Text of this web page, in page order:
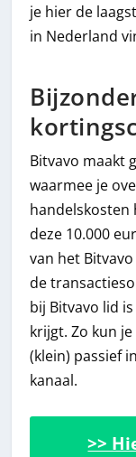
je hier de
in Nederland
Bitvavo maakt
waarmee je
handelskosten
deze 10.000
van het
de
bij Bitvavo lid
krijgt. Zo kun
(klein) passief
kanaal.
>>